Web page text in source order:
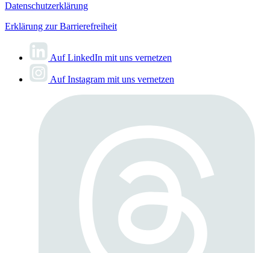
Datenschutzerklärung
Erklärung zur Barrierefreiheit
Auf LinkedIn mit uns vernetzen
Auf Instagram mit uns vernetzen